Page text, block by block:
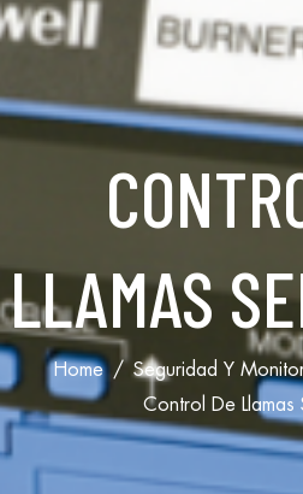
LLAMAS
Home Seguridad Y
Control De